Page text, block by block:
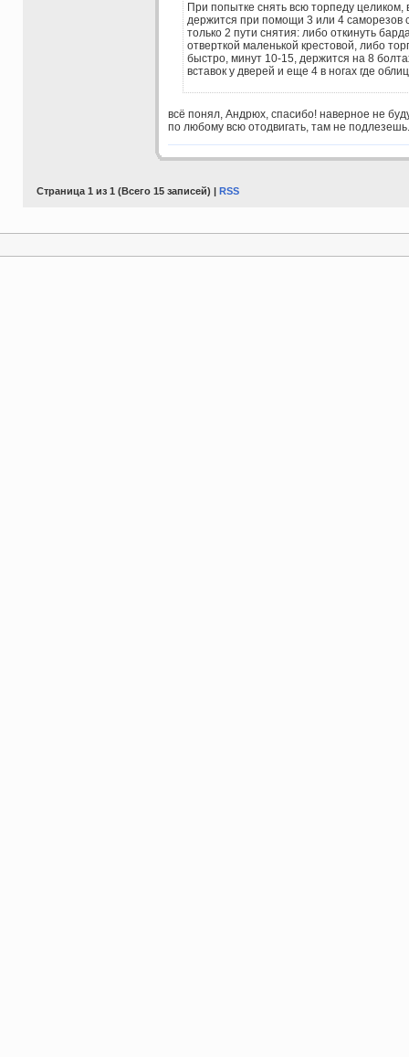
При попытке снять всю торпеду
держится при помощи 3 или 4 саморезов
только 2 пути снятия: либо откинуть
отверткой маленькой крестовой, либо
быстро, минут 10-15, держится на 8
вставок у дверей и еще 4 в ногах где
всё понял, Андрюх, спасибо! наверное не
по любому всю отодвигать, там не
Страница 1 из 1 (Всего 15 записей) | RSS